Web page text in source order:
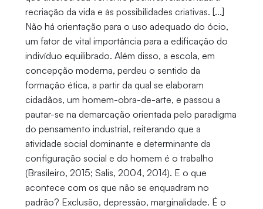
recriação da vida e às possibilidades criativas. [...]
Não há orientação para o uso adequado do ócio,
um fator de vital importância para a edificação do
indivíduo equilibrado. Além disso, a escola, em
concepção moderna, perdeu o sentido da
formação ética, a partir da qual se elaboram
cidadãos, um homem-obra-de-arte, e passou a
pautar-se na demarcação orientada pelo paradigma
do pensamento industrial, reiterando que a
atividade social dominante e determinante da
configuração social e do homem é o trabalho
(Brasileiro, 2015; Salis, 2004, 2014). E o que
acontece com os que não se enquadram no
padrão? Exclusão, depressão, marginalidade. É o